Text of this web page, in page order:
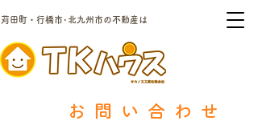
苅田町・行橋市･北九州市の不動産は
お問 い合わせ